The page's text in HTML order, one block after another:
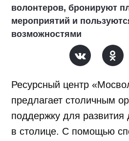
волонтеров, бронируют
мероприятий и
возможностями
Ресурсный центр
предлагает столичным
поддержку для развития
в столице. С помощью